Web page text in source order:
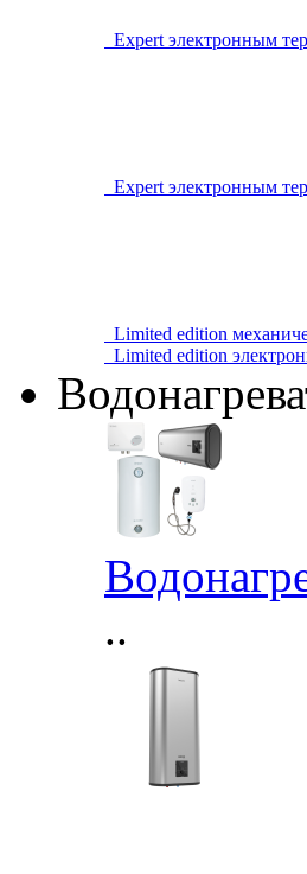
Expert электронным
Expert электронным
Limited edition
Limited edition
..